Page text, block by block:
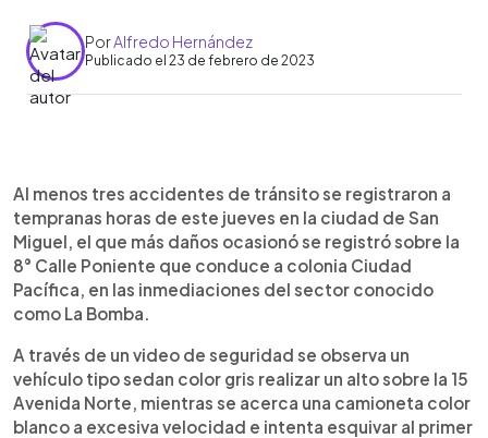
PorAlfredo Hernández
Publicado el 23 de febrero de 2023
Escuchar artículo
Al menos tres accidentes de tránsito se registraron a
tempranas horas de este jueves en la ciudad de San
Miguel, el que más daños ocasionó se registró sobre la
8° Calle Poniente que conduce a colonia Ciudad
Pacífica, en las inmediaciones del sector conocido
como La Bomba.
A través de un video de seguridad se observa un
vehículo tipo sedan color gris realizar un alto sobre la 15
Avenida Norte, mientras se acerca una camioneta color
blanco a excesiva velocidad e intenta esquivar al primer